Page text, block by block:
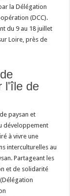
la Délégation
(DCC).
du 9 au 18 juillet
Loire, près de
l'île de
paysan et
développement
à vivre une
interculturelles au
Partageant les
et de solidarité